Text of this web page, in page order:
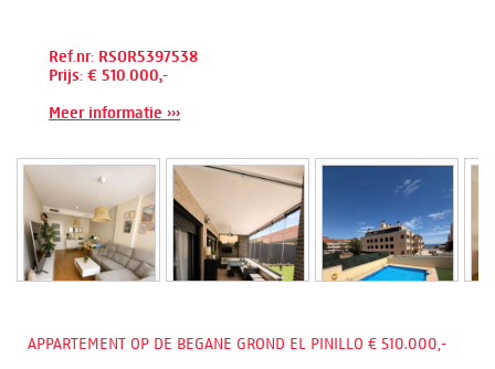
Ref.nr: RSOR5397538
Prijs: € 510.000,-
Meer informatie ›››
APPARTEMENT OP DE BEGANE GROND EL PINILLO € 510.000,-